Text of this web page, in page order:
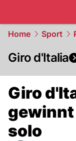
Home Sport
Giro d'Italia
Giro
gewinnt
solo